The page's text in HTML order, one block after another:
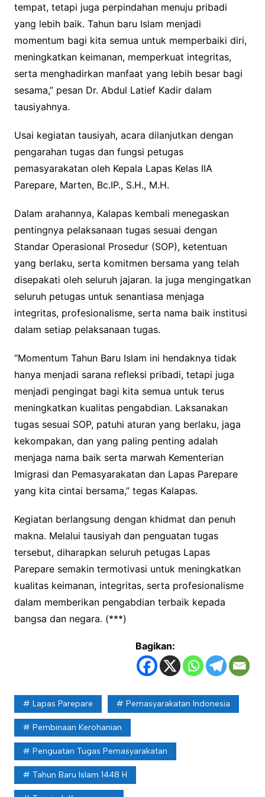
tempat, tetapi juga perpindahan menuju pribadi
yang lebih baik. Tahun baru Islam menjadi
momentum bagi kita semua untuk memperbaiki diri,
meningkatkan keimanan, memperkuat integritas,
serta menghadirkan manfaat yang lebih besar bagi
sesama,” pesan Dr. Abdul Latief Kadir dalam
tausiyahnya.
Usai kegiatan tausiyah, acara dilanjutkan dengan
pengarahan tugas dan fungsi petugas
pemasyarakatan oleh Kepala Lapas Kelas IIA
Parepare, Marten, Bc.IP., S.H., M.H.
Dalam arahannya, Kalapas kembali menegaskan
pentingnya pelaksanaan tugas sesuai dengan
Standar Operasional Prosedur (SOP), ketentuan
yang berlaku, serta komitmen bersama yang telah
disepakati oleh seluruh jajaran. Ia juga mengingatkan
seluruh petugas untuk senantiasa menjaga
integritas, profesionalisme, serta nama baik institusi
dalam setiap pelaksanaan tugas.
“Momentum Tahun Baru Islam ini hendaknya tidak
hanya menjadi sarana refleksi pribadi, tetapi juga
menjadi pengingat bagi kita semua untuk terus
meningkatkan kualitas pengabdian. Laksanakan
tugas sesuai SOP, patuhi aturan yang berlaku, jaga
kekompakan, dan yang paling penting adalah
menjaga nama baik serta marwah Kementerian
Imigrasi dan Pemasyarakatan dan Lapas Parepare
yang kita cintai bersama,” tegas Kalapas.
Kegiatan berlangsung dengan khidmat dan penuh
makna. Melalui tausiyah dan penguatan tugas
tersebut, diharapkan seluruh petugas Lapas
Parepare semakin termotivasi untuk meningkatkan
kualitas keimanan, integritas, serta profesionalisme
dalam memberikan pengabdian terbaik kepada
bangsa dan negara. (***)
Bagikan:
Lapas Parepare Pemasyarakatan Indonesia
Pembinaan Kerohanian
Penguatan Tugas Pemasyarakatan
Tahun Baru Islam 1448 H